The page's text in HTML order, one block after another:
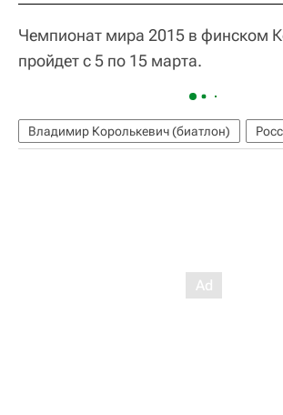
Чемпионат мира 2015 в финском
пройдет с 5 по 15 марта.
Владимир Королькевич (биатлон)